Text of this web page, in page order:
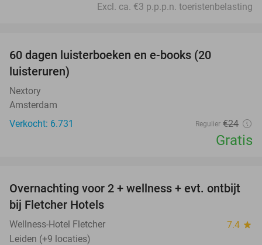
Excl. ca. €3 p.p.p.n. toeristenbelasting
60 dagen luisterboeken en e-books (20
luisteruren)
Nextory
Amsterdam
Verkocht: 6.731
Regulier €24
Gratis
55%
Overnachting voor 2 + wellness + evt. ontbijt
bij Fletcher Hotels
Wellness-Hotel Fletcher 7.4 star
Leiden (+9 locaties)